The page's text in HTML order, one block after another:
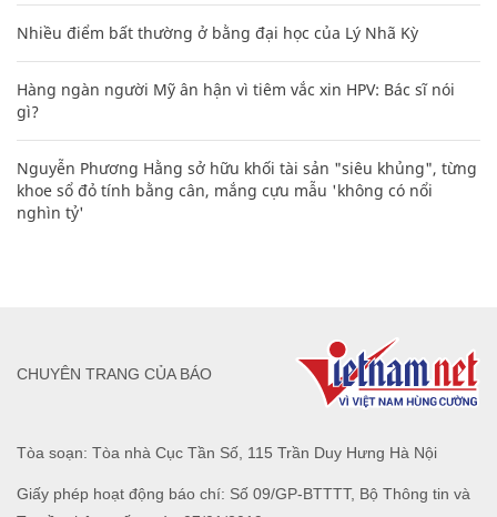
Nhiều điểm bất thường ở bằng đại học của Lý Nhã Kỳ
Hàng ngàn người Mỹ ân hận vì tiêm vắc xin HPV: Bác sĩ nói
gì?
Nguyễn Phương Hằng sở hữu khối tài sản "siêu khủng", từng
khoe sổ đỏ tính bằng cân, mắng cựu mẫu 'không có nổi
nghìn tỷ'
Tòa soạn: Tòa nhà Cục Tần Số, 115 Trần Duy Hưng Hà Nội
Giấy phép hoạt động báo chí: Số 09/GP-BTTTT, Bộ Thông tin và
CHUYÊN TRANG CỦA BÁO